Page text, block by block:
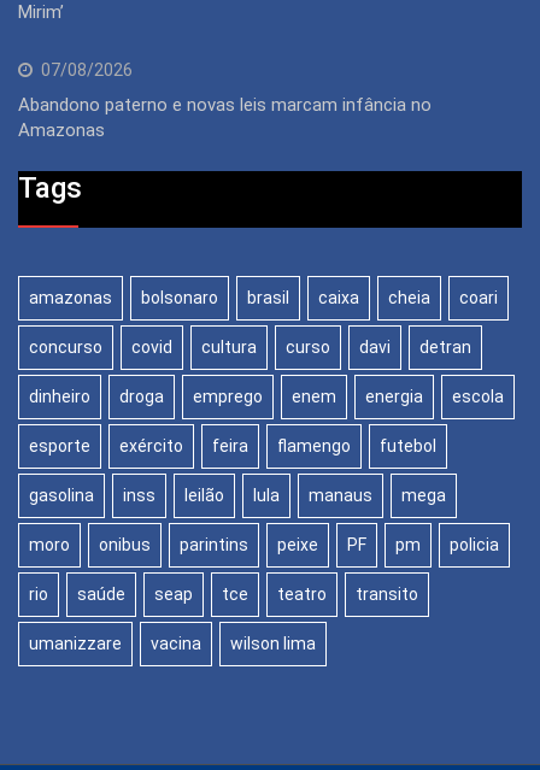
Mirim’
07/08/2026
Abandono paterno e novas leis marcam infância no
Amazonas
Tags
amazonas bolsonaro brasil caixa cheia coari
concurso covid cultura curso davi detran
dinheiro droga emprego enem energia escola
esporte exército feira flamengo futebol
gasolina inss leilão lula manaus mega
moro onibus parintins peixe PF pm policia
rio saúde seap tce teatro transito
umanizzare vacina wilson lima